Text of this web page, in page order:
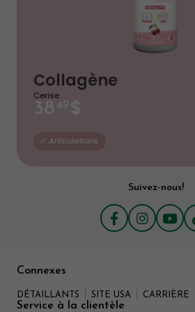
Collagène
Cerise
38 49$
Articulations
Suivez-nous!
Connexes
DÉTAILLANTS SITE USA CARRIÈRE
Service à la clientèle